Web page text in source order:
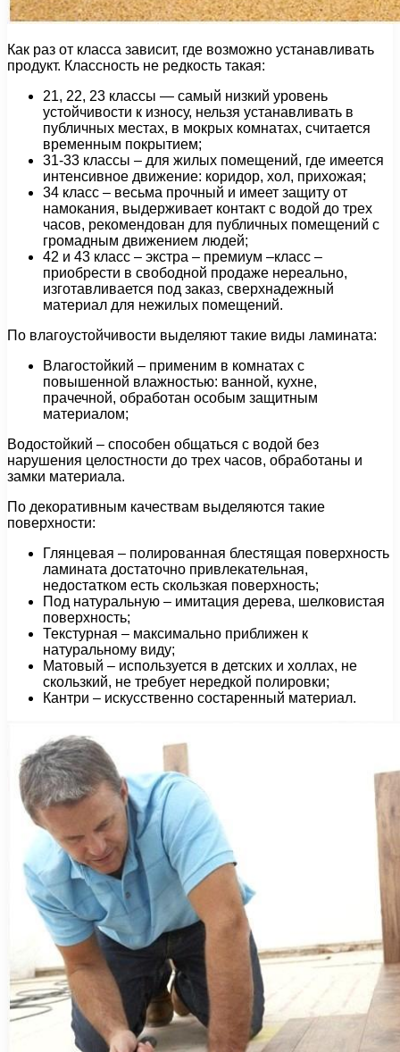
Как раз от класса зависит, где возможно устанавливать
продукт. Классность не редкость такая:
21, 22, 23 классы — самый низкий уровень
устойчивости к износу, нельзя устанавливать в
публичных местах, в мокрых комнатах, считается
временным покрытием;
31-33 классы – для жилых помещений, где имеется
интенсивное движение: коридор, хол, прихожая;
34 класс – весьма прочный и имеет защиту от
намокания, выдерживает контакт с водой до трех
часов, рекомендован для публичных помещений с
громадным движением людей;
42 и 43 класс – экстра – премиум –класс –
приобрести в свободной продаже нереально,
изготавливается под заказ, сверхнадежный
материал для нежилых помещений.
По влагоустойчивости выделяют такие виды ламината:
Влагостойкий – применим в комнатах с
повышенной влажностью: ванной, кухне,
прачечной, обработан особым защитным
материалом;
Водостойкий – способен общаться с водой без
нарушения целостности до трех часов, обработаны и
замки материала.
По декоративным качествам выделяются такие
поверхности:
Глянцевая – полированная блестящая поверхность
ламината достаточно привлекательная,
недостатком есть скользкая поверхность;
Под натуральную – имитация дерева, шелковистая
поверхность;
Текстурная – максимально приближен к
натуральному виду;
Матовый – используется в детских и холлах, не
скользкий, не требует нередкой полировки;
Кантри – искусственно состаренный материал.